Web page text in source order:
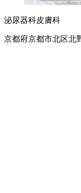
泌尿器科皮膚科
京都府京都市北区北